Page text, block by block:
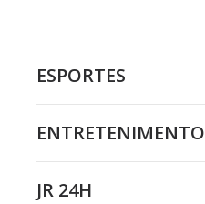
ESPORTES
ENTRETENIMENTO
JR 24H